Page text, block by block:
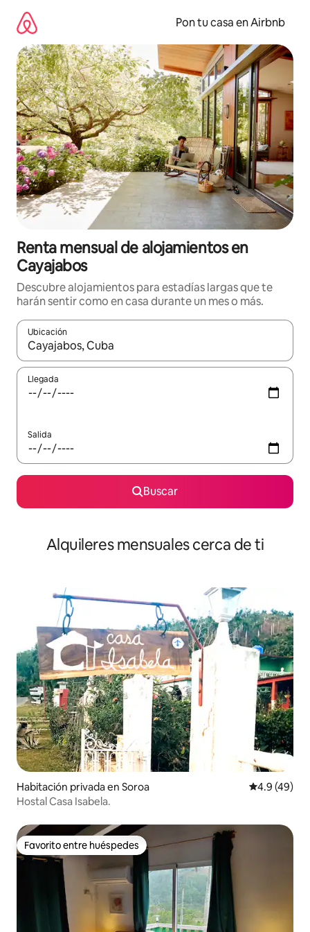
contenido
Pon tu casa en Airbnb
Renta mensual de alojamientos en
Cayajabos
Descubre alojamientos para estadías largas que te
harán sentir como en casa durante un mes o más.
Ubicación
Cuando los resultados estén disponibles, navega con las
Llegada
Salida
Buscar
Alquileres mensuales cerca de ti
Habitación privada en Soroa Calificación
4.9 (49)
Hostal Casa Isabela.
Favorito entre huéspedes
Favorito entre huéspedes